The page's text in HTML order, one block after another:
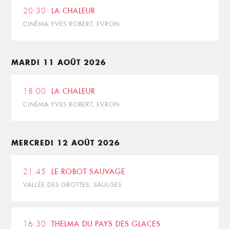
20:30 LA CHALEUR
CINÉMA YVES ROBERT, EVRON
MARDI 11 AOÛT 2026
18:00 LA CHALEUR
CINÉMA YVES ROBERT, EVRON
MERCREDI 12 AOÛT 2026
21:45 LE ROBOT SAUVAGE
VALLÉE DES GROTTES, SAULGES
16:30 THELMA DU PAYS DES GLACES